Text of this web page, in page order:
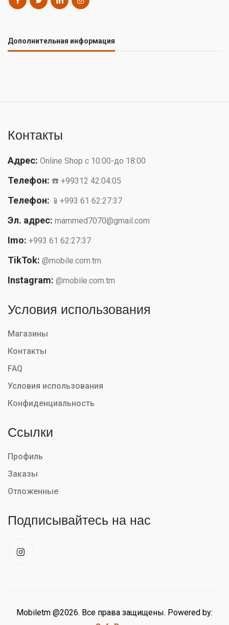
Дополнительная информация
Контакты
Адрес: Online Shop с 10:00-до 18:00
Телефон: ☎️ +99312 42:04:05
Телефон: 📱+993 61 62:27:37
Эл. адрес: mammed7070@gmail.com
Imo: +993 61 62:27:37
TikTok: @mobile.com.tm
Instagram: @mobile.com.tm
Условия использования
Магазины
Контакты
FAQ
Условия использования
Конфиденциальность
Ссылки
Профиль
Заказы
Отложенные
Подписывайтесь на нас
Mobiletm @2026. Все права защищены. Powered by: